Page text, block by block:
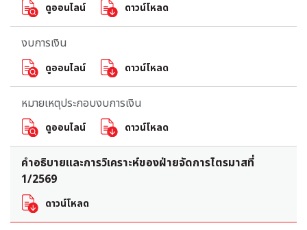
ดูออนไลน์ ดาวน์โหลด
งบการเงิน
ดูออนไลน์ ดาวน์โหลด
หมายเหตุประกอบงบการเงิน
ดูออนไลน์ ดาวน์โหลด
คำอธิบายและการวิเคราะห์ของฝ่ายจัดการไตรมาสที่
1/2569
ดาวน์โหลด